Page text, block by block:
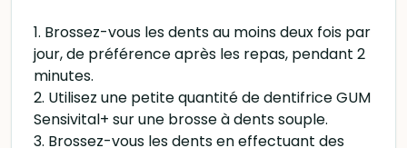
1. Brossez-vous les dents au moins deux fois par
jour, de préférence après les repas, pendant 2
minutes.
2. Utilisez une petite quantité de dentifrice GUM
Sensivital+ sur une brosse à dents souple.
3. Brossez-vous les dents en effectuant des